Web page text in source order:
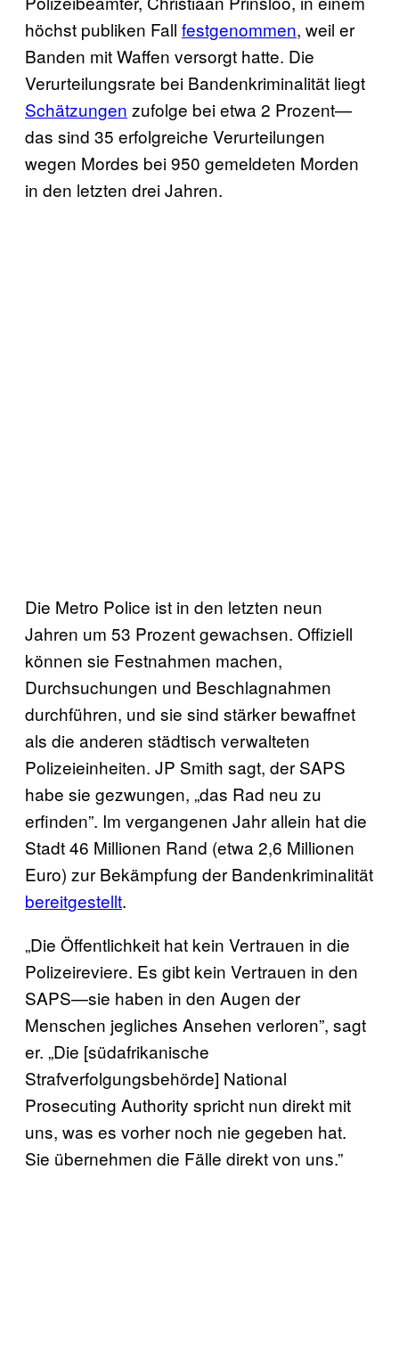
höchst publiken Fall festgenommen, weil er
Banden mit Waffen versorgt hatte. Die
Verurteilungsrate bei Bandenkriminalität liegt
Schätzungen zufolge bei etwa 2 Prozent—
das sind 35 erfolgreiche Verurteilungen
wegen Mordes bei 950 gemeldeten Morden
in den letzten drei Jahren.
Die Metro Police ist in den letzten neun
Jahren um 53 Prozent gewachsen. Offiziell
können sie Festnahmen machen,
Durchsuchungen und Beschlagnahmen
durchführen, und sie sind stärker bewaffnet
als die anderen städtisch verwalteten
Polizeieinheiten. JP Smith sagt, der SAPS
habe sie gezwungen, „das Rad neu zu
erfinden”. Im vergangenen Jahr allein hat die
Stadt 46 Millionen Rand (etwa 2,6 Millionen
Euro) zur Bekämpfung der Bandenkriminalität
bereitgestellt.
„Die Öffentlichkeit hat kein Vertrauen in die
Polizeireviere. Es gibt kein Vertrauen in den
SAPS—sie haben in den Augen der
Menschen jegliches Ansehen verloren”, sagt
er. „Die [südafrikanische
Strafverfolgungsbehörde] National
Prosecuting Authority spricht nun direkt mit
uns, was es vorher noch nie gegeben hat.
Sie übernehmen die Fälle direkt von uns.”